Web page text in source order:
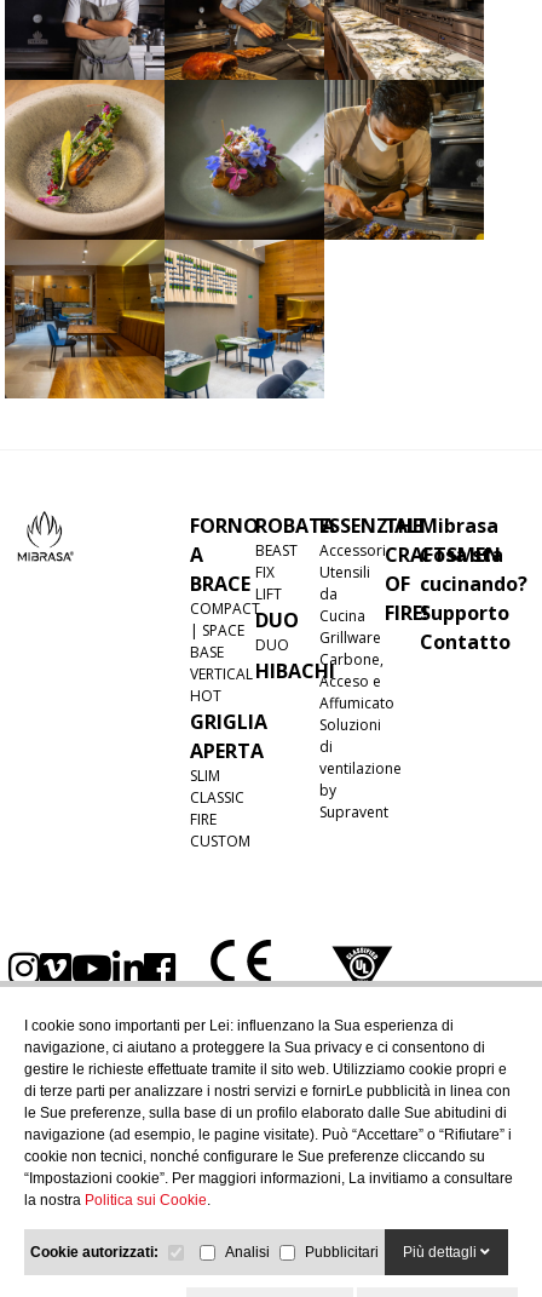
I cookie sono importanti per Lei: influenzano la Sua esperienza di
navigazione, ci aiutano a proteggere la Sua privacy e ci consentono di
gestire le richieste effettuate tramite il sito web. Utilizziamo cookie propri e
di terze parti per analizzare i nostri servizi e fornirLe pubblicità in linea con
le Sue preferenze, sulla base di un profilo elaborato dalle Sue abitudini di
navigazione (ad esempio, le pagine visitate). Può “Accettare” o “Rifiutare” i
cookie non tecnici, nonché configurare le Sue preferenze cliccando su
“Impostazioni cookie”. Per maggiori informazioni, La invitiamo a consultare
la nostra Politica sui Cookie.
Cookie autorizzati: Analisi Pubblicitari Più dettagli
FORNO
A
BRACE
COMPACT
| SPACE
BASE
VERTICAL
HOT
GRIGLIA
APERTA
SLIM
CLASSIC
FIRE
CUSTOM
ROBATA
BEAST
FIX
LIFT
DUO
DUO
HIBACHI
ESSENZIALI
Accessori
Utensili
da
Cucina
Grillware
Carbone,
Acceso e
Affumicato
Soluzioni
di
ventilazione
by
Supravent
THE
CRAFTSMEN
OF
FIRE!
Mibrasa
Cosa sta
cucinando?
Supporto
Contatto